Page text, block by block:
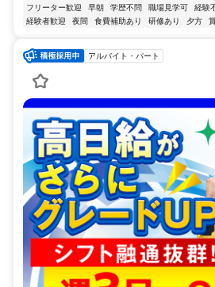
フリーター歓迎
早朝 学歴不問 職場見学可 経験
経験者歓迎
夜間 食費補助あり 研修あり 夕方
アルバイト・パート